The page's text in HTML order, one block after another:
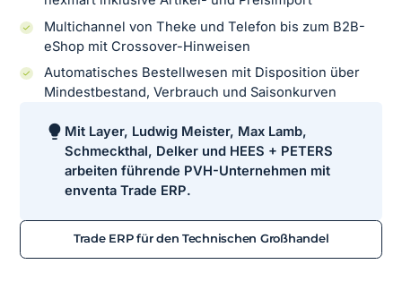
Multichannel von Theke und Telefon bis zum B2B-
eShop mit Crossover-Hinweisen
Automatisches Bestellwesen mit Disposition über
Mindestbestand, Verbrauch und Saisonkurven
Mit Layer, Ludwig Meister, Max Lamb,
Schmeckthal, Delker und HEES + PETERS
arbeiten führende PVH-Unternehmen mit
enventa Trade ERP.
Trade ERP für den Technischen Großhandel